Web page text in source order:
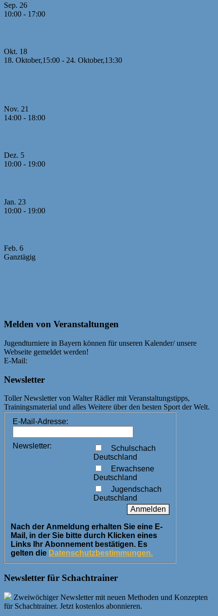
Sep. 26
10:00 - 17:00
Okt. 18
18. Oktober,15:00 - 24. Oktober,13:30
Nov. 21
14:00 - 18:00
Dez. 5
10:00 - 19:00
Jan. 23
10:00 - 19:00
Feb. 6
Ganztägig
Melden von Veranstaltungen
Jugendturniere in Bayern können für unseren Kalender/ unsere
Webseite gemeldet werden!
E-Mail:
Newsletter
Toller Newsletter von Walter Rädler mit Veranstaltungstipps,
Trainingsmaterial und alles Weitere über den besten Sport der Welt.
E-Mail-Adresse:
Newsletter:
Schulschach
Deutschland
Erwachsene
Deutschland
Jugendschach
Deutschland
Nach der Anmeldung erhalten Sie eine E-
Mail, in der Sie bitte durch Klicken eines
Links Ihr Abonnement bestätigen. Es
gelten die Datenschutzbestimmungen.
Newsletter für Schachtrainer
Zweiwöchiger Newsletter mit neuen Methoden und Konzepten
für Schachtrainer. Jetzt kostenlos abonnieren.